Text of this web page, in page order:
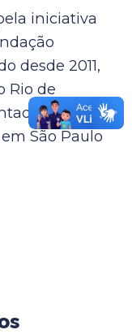
iniciativa
desde 2011,
Rio de
em
São Paulo